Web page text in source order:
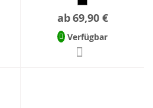
ab69,90 €
Verfügbar